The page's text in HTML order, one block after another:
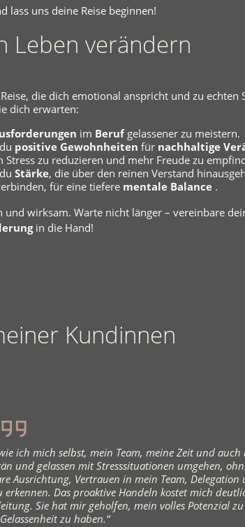
lass uns deine Reise beginnen!
Leben verändern
die dich emotional anspricht und zu
dich erwarten:
im Berufgelassener zu meistern.
positive Gewohnheiten für nachhaltige
Stress zu reduzieren und mehr Freude zu
Stärke, die über den reinen Verstand
für eine tiefere mentale Balance .
und wirksam. Warte nicht länger – vereinbare
in die Hand!
Kundinnen
ich mich selbst, mein Team, meine Zeit und auch
und gelassen mit Stresssituationen umgehen,
Ausrichtung, Vertrauen in mein Team, Delegation
Das proaktive Handeln kostet mich
Sie hat mir geholfen, mein volles Potenzial
zu haben.“